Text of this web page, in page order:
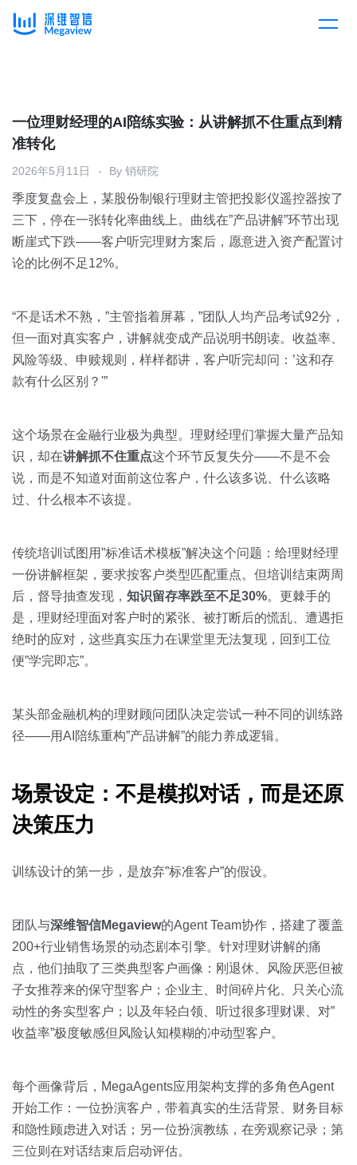
产品总览
产品集成
下载客户端
解决方案
按行业
企业服务
消费医疗
汽车
房地产
按角色
销售人员
按业务场景
交易跟进
培训辅导
客户案例
开放平台
定价
资源中心
资源中心
白皮书
销售会话智能
关于我们
预约演示
一位理财经理的AI陪练实验：从讲解抓不住重点到精
准转化
2026年5月11日 By 销研院
季度复盘会上，某股份制银行理财主管把投影仪遥控器按了
三下，停在一张转化率曲线上。曲线在”产品讲解”环节出现
断崖式下跌——客户听完理财方案后，愿意进入资产配置讨
论的比例不足12%。
“不是话术不熟，”主管指着屏幕，”团队人均产品考试92分，
但一面对真实客户，讲解就变成产品说明书朗读。收益率、
风险等级、申赎规则，样样都讲，客户听完却问：’这和存
款有什么区别？'”
这个场景在金融行业极为典型。理财经理们掌握大量产品知
识，却在讲解抓不住重点这个环节反复失分——不是不会
说，而是不知道对面前这位客户，什么该多说、什么该略
过、什么根本不该提。
传统培训试图用”标准话术模板”解决这个问题：给理财经理
一份讲解框架，要求按客户类型匹配重点。但培训结束两周
后，督导抽查发现， 知识留存率跌至不足30%。更棘手的
是，理财经理面对客户时的紧张、被打断后的慌乱、遭遇拒
绝时的应对，这些真实压力在课堂里无法复现，回到工位
便”学完即忘”。
某头部金融机构的理财顾问团队决定尝试一种不同的训练路
径——用AI陪练重构”产品讲解”的能力养成逻辑。
场景设定：不是模拟对话，而是还原
决策压力
训练设计的第一步，是放弃”标准客户”的假设。
团队与深维智信Megaview的Agent Team协作，搭建了覆盖
200+行业销售场景的动态剧本引擎。针对理财讲解的痛
点，他们抽取了三类典型客户画像：刚退休、风险厌恶但被
子女推荐来的保守型客户；企业主、时间碎片化、只关心流
动性的务实型客户；以及年轻白领、听过很多理财课、对”
收益率”极度敏感但风险认知模糊的冲动型客户。
每个画像背后，MegaAgents应用架构支撑的多角色Agent
开始工作：一位扮演客户，带着真实的生活背景、财务目标
和隐性顾虑进入对话；另一位扮演教练，在旁观察记录；第
三位则在对话结束后启动评估。